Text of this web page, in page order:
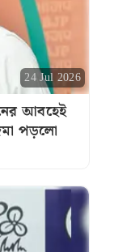
24 Jul 2026
আবহেই
জমা পড়লো